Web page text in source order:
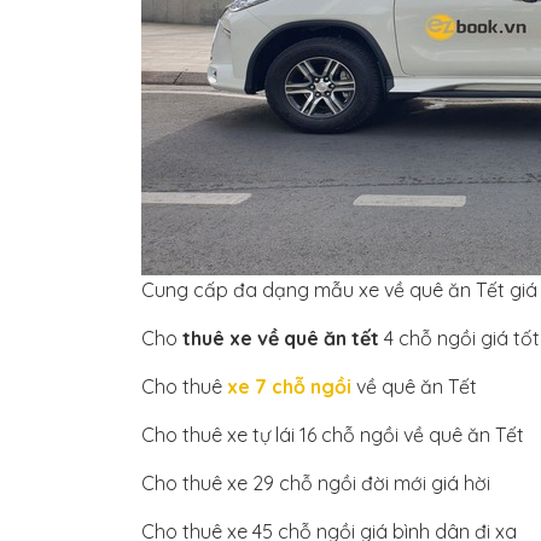
Cung cấp đa dạng mẫu xe về quê ăn Tết
Cho thuê xe về quê ăn tết 4 chỗ ngồi giá tốt
Cho thuê xe 7 chỗ ngồi về quê ăn Tết
Cho thuê xe tự lái 16 chỗ ngồi về quê ăn Tết
Cho thuê xe 29 chỗ ngồi đời mới giá hời
Cho thuê xe 45 chỗ ngồi giá bình dân đi xa